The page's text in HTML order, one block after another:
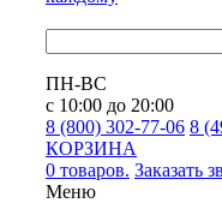
ПН-ВС
с 10:00 до 20:00
8 (800) 302-77-06 8
КОРЗИНА
0 товаров. Заказать
Меню